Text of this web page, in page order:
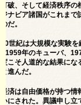
破、そして経済秩序
ナビア諸国がこれま
だ。
世紀は大規模な実験
1959年のキューバ、
こそ人道的な結果にな
進んだ。
済は自由価格が持つ
にされた。異議申し